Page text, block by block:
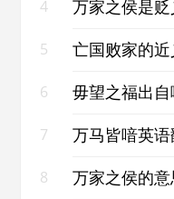
4 万家之侯是
5 亡国败家的近
6 毋望之福出自
7 万马皆喑英语
8 万家之侯的意